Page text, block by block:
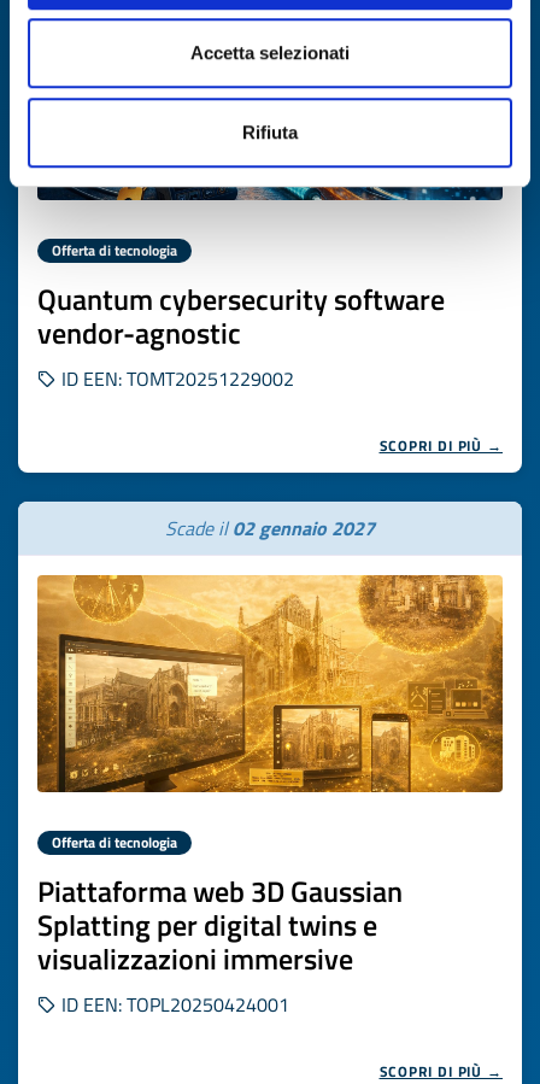
Accetta selezionati
Rifiuta
Offerta di tecnologia
Quantum cybersecurity software
vendor-agnostic
ID EEN: TOMT20251229002
SCOPRI DI PIÙ →
Scade il02 gennaio 2027
Offerta di tecnologia
Piattaforma web 3D Gaussian
Splatting per digital twins e
visualizzazioni immersive
ID EEN: TOPL20250424001
SCOPRI DI PIÙ →